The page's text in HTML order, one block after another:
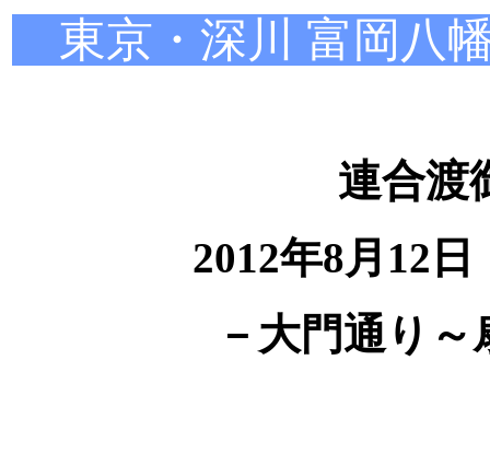
東京・深川 富岡八
連合渡
2012年8月12
－大門通り